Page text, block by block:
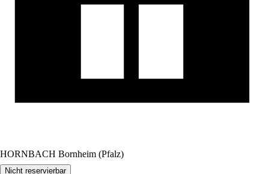
HORNBACH Bornheim (Pfalz)
Nicht reservierbar